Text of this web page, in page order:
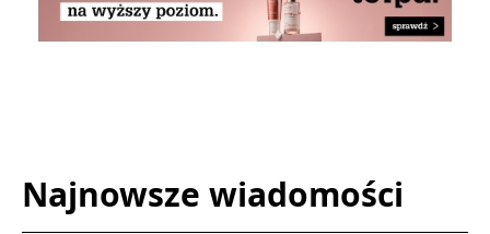
Najnowsze wiadomości